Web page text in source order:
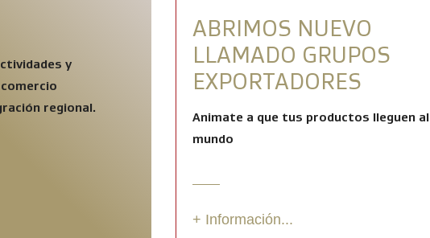
y
regional.
ABRIMOS NUEVO
LLAMADO GRUPOS
EXPORTADORES
Animate a que tus productos lleguen al
mundo
+ Información...